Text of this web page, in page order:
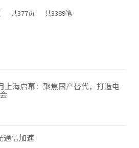
共377页 共3389笔
上海启幕：聚焦国产替代，打造电
通信加速